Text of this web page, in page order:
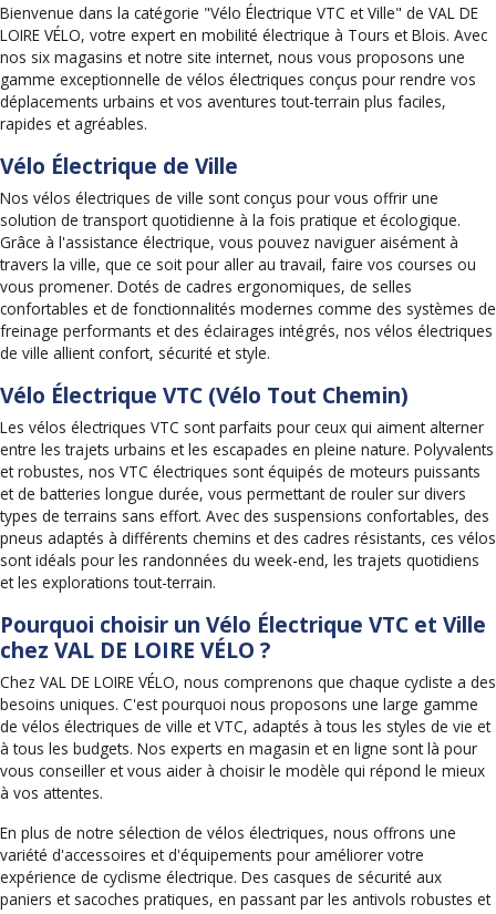
Bienvenue dans la catégorie "Vélo Électrique VTC et Ville" de VAL DE
LOIRE VÉLO, votre expert en mobilité électrique à Tours et Blois. Avec
nos six magasins et notre site internet, nous vous proposons une
gamme exceptionnelle de vélos électriques conçus pour rendre vos
déplacements urbains et vos aventures tout-terrain plus faciles,
rapides et agréables.
Vélo Électrique de Ville
Nos vélos électriques de ville sont conçus pour vous offrir une
solution de transport quotidienne à la fois pratique et écologique.
Grâce à l'assistance électrique, vous pouvez naviguer aisément à
travers la ville, que ce soit pour aller au travail, faire vos courses ou
vous promener. Dotés de cadres ergonomiques, de selles
confortables et de fonctionnalités modernes comme des systèmes de
freinage performants et des éclairages intégrés, nos vélos électriques
de ville allient confort, sécurité et style.
Vélo Électrique VTC (Vélo Tout Chemin)
Les vélos électriques VTC sont parfaits pour ceux qui aiment alterner
entre les trajets urbains et les escapades en pleine nature. Polyvalents
et robustes, nos VTC électriques sont équipés de moteurs puissants
et de batteries longue durée, vous permettant de rouler sur divers
types de terrains sans effort. Avec des suspensions confortables, des
pneus adaptés à différents chemins et des cadres résistants, ces vélos
sont idéals pour les randonnées du week-end, les trajets quotidiens
et les explorations tout-terrain.
Pourquoi choisir un Vélo Électrique VTC et Ville
chez VAL DE LOIRE VÉLO ?
Chez VAL DE LOIRE VÉLO, nous comprenons que chaque cycliste a des
besoins uniques. C'est pourquoi nous proposons une large gamme
de vélos électriques de ville et VTC, adaptés à tous les styles de vie et
à tous les budgets. Nos experts en magasin et en ligne sont là pour
vous conseiller et vous aider à choisir le modèle qui répond le mieux
à vos attentes.
En plus de notre sélection de vélos électriques, nous offrons une
variété d'accessoires et d'équipements pour améliorer votre
expérience de cyclisme électrique. Des casques de sécurité aux
paniers et sacoches pratiques, en passant par les antivols robustes et